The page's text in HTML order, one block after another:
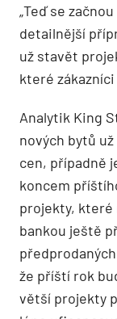
„Teď se
detailnější
už stavět
které
Analytik King
nových bytů
cen, případně
koncem
projekty, které
bankou ještě
že příští rok
větší projekty